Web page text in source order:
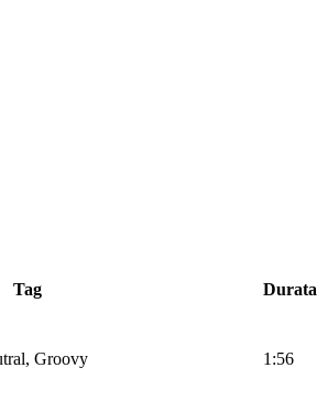
Tag Durata
Groovy 1:56